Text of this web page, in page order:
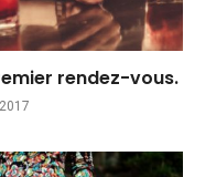
rendez-vous.